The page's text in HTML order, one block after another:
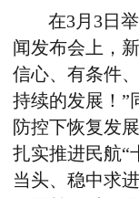
在3月3日
闻发布会上，
信心、有条件
持续的发展！”
防控下恢复发
扎实推进民航“
当头、稳中求